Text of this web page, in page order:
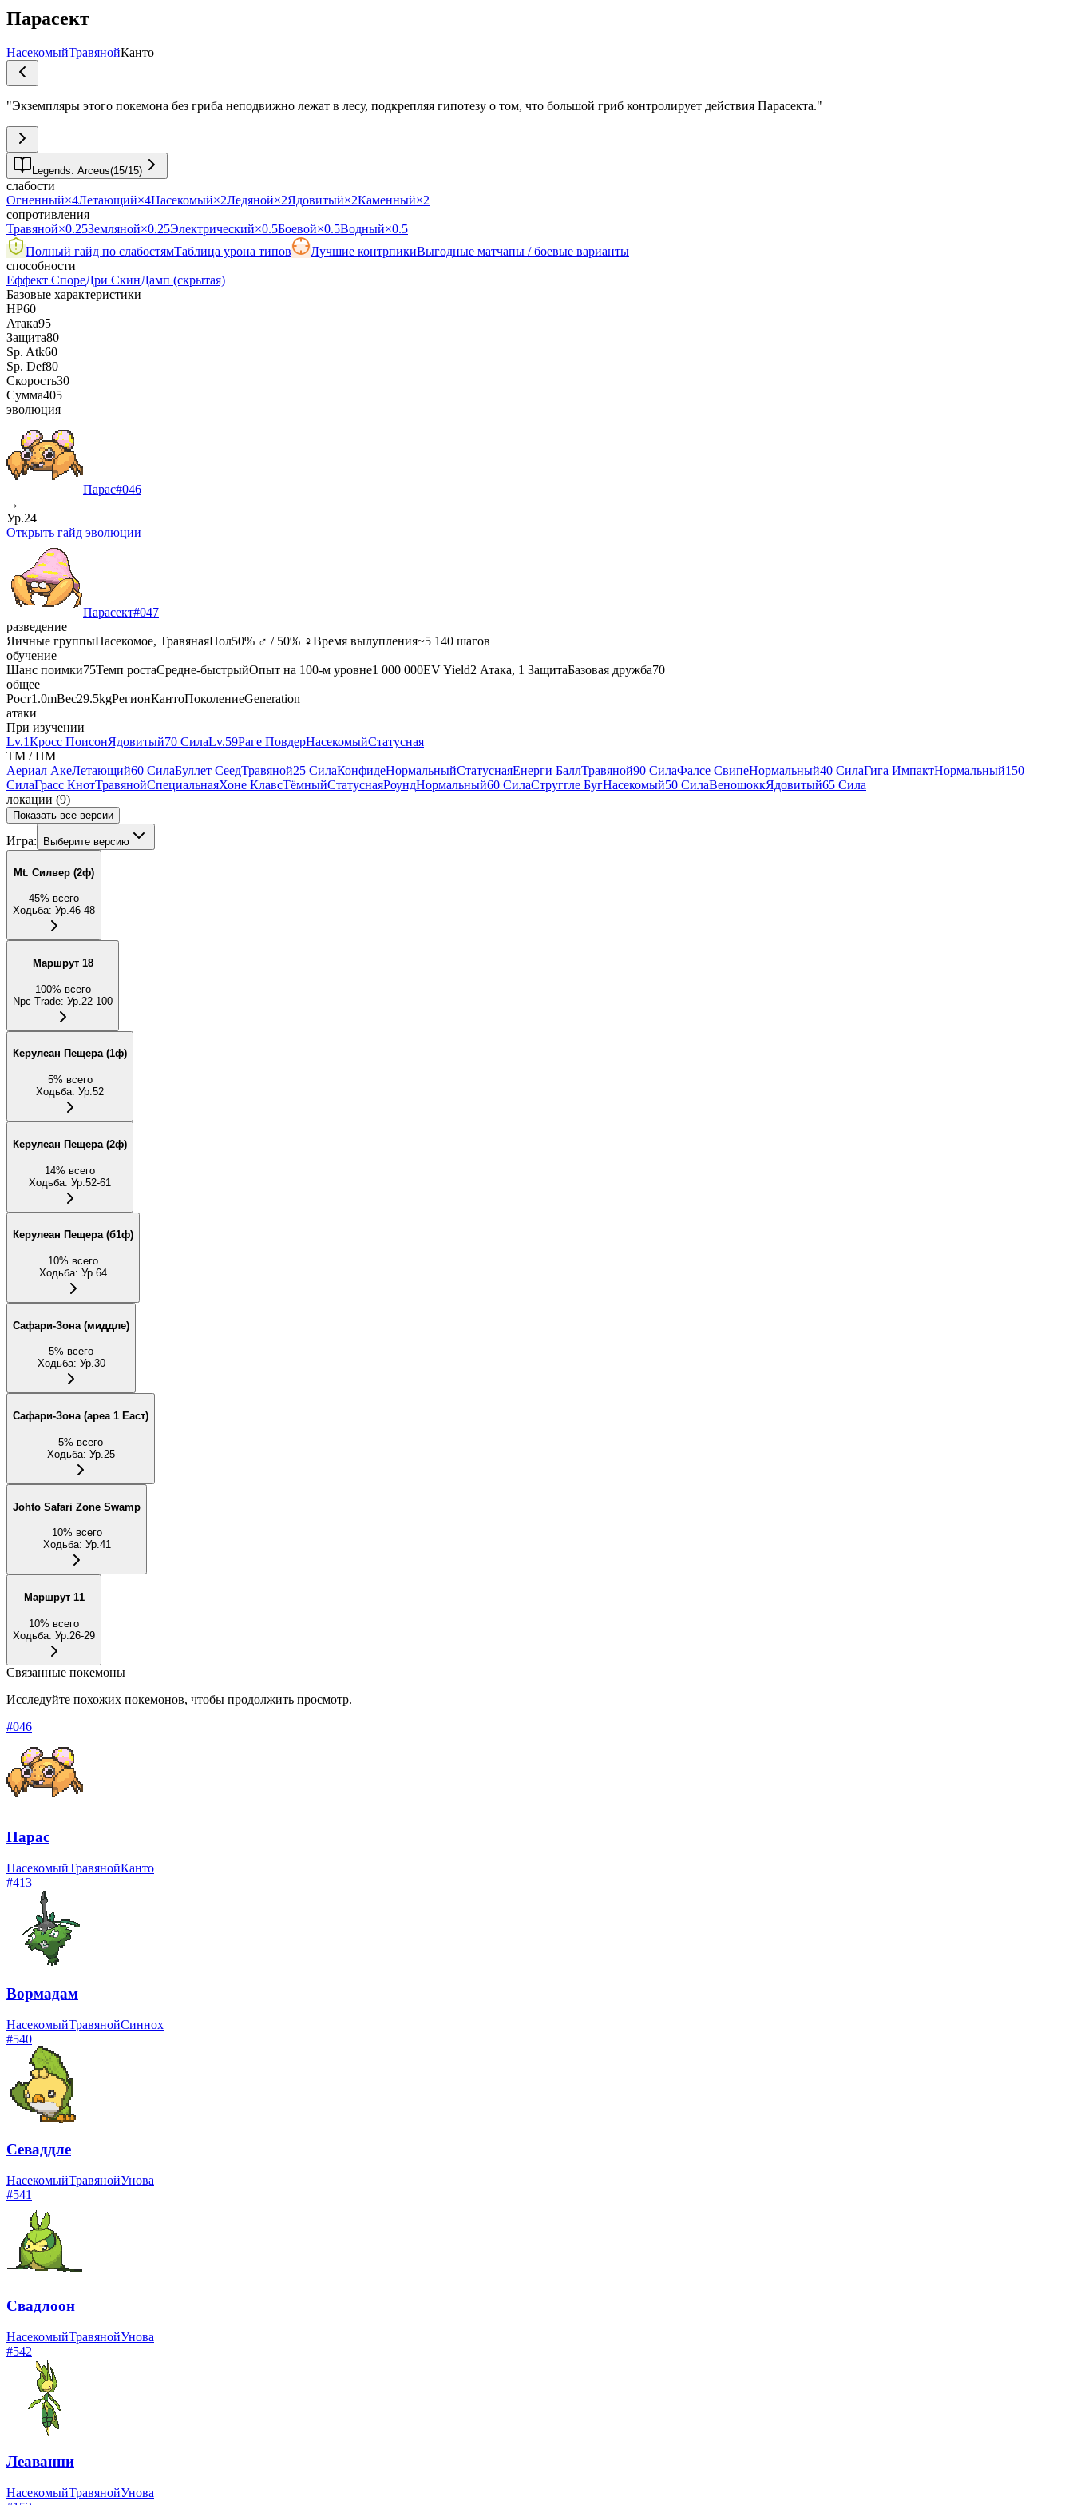
Парасект
НасекомыйТравянойКанто
"Экземпляры этого покемона без гриба неподвижно лежат в лесу, подкрепляя гипотезу о том, что большой гриб контролирует действия Парасекта."
Legends: Arceus(15/15)
слабости
Огненный×4Летающий×4Насекомый×2Ледяной×2Ядовитый×2Каменный×2
сопротивления
Травяной×0.25Земляной×0.25Электрический×0.5Боевой×0.5Водный×0.5
Полный гайд по слабостямТаблица урона типов Лучшие контрпикиВыгодные матчапы / боевые варианты
способности
Еффект СпореДри СкинДамп (скрытая)
Базовые характеристики
HP60
Атака95
Защита80
Sp. Atk60
Sp. Def80
Скорость30
Сумма405
эволюция
Парас#046
→
Ур.24
Открыть гайд эволюции
Парасект#047
разведение
Яичные группыНасекомое, ТравянаяПол50% ♂ / 50% ♀Время вылупления~5 140 шагов
обучение
Шанс поимки75Темп ростаСредне-быстрыйОпыт на 100-м уровне1 000 000EV Yield2 Атака, 1 ЗащитаБазовая дружба70
общее
Рост1.0mВес29.5kgРегионКантоПоколениеGeneration
атаки
При изучении
Lv.1Кросс ПоисонЯдовитый70 СилаLv.59Раге ПовдерНасекомыйСтатусная
TM / HM
Аериал АкеЛетающий60 СилаБуллет СеедТравяной25 СилаКонфидеНормальныйСтатуснаяЕнерги БаллТравяной90 СилаФалсе СвипеНормальный40 СилаГига ИмпактНормальный150
СилаГрасс КнотТравянойСпециальнаяХоне КлавсТёмныйСтатуснаяРоундНормальный60 СилаСтруггле БугНасекомый50 СилаВеношоккЯдовитый65 Сила
локации (9)
Показать все версии
Игра: Выберите версию
Mt. Силвер (2ф)
45% всего
Ходьба: Ур.46-48
Маршрут 18
100% всего
Npc Trade: Ур.22-100
Керулеан Пещера (1ф)
5% всего
Ходьба: Ур.52
Керулеан Пещера (2ф)
14% всего
Ходьба: Ур.52-61
Керулеан Пещера (б1ф)
10% всего
Ходьба: Ур.64
Сафари-Зона (миддле)
5% всего
Ходьба: Ур.30
Сафари-Зона (ареа 1 Еаст)
5% всего
Ходьба: Ур.25
Johto Safari Zone Swamp
10% всего
Ходьба: Ур.41
Маршрут 11
10% всего
Ходьба: Ур.26-29
Связанные покемоны
Исследуйте похожих покемонов, чтобы продолжить просмотр.
#046
Парас
НасекомыйТравянойКанто
#413
Вормадам
НасекомыйТравянойСиннох
#540
Севаддле
НасекомыйТравянойУнова
#541
Свадлоон
НасекомыйТравянойУнова
#542
Леаванни
НасекомыйТравянойУнова